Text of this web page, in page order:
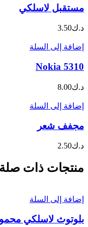
مستقبل لاسلكي
د.ك3.50
إضافة إلى السلة
Nokia 5310
د.ك8.00
إضافة إلى السلة
مجفف شعر
د.ك2.50
منتجات ذات صلة
إضافة إلى السلة
بلوتوث لاسلكي